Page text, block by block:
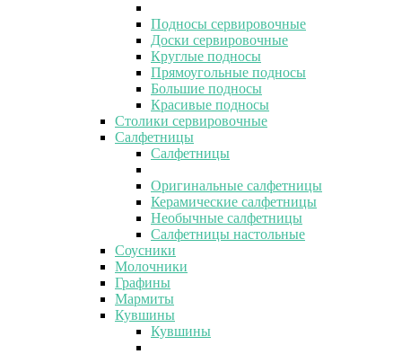
Подносы сервировочные
Доски сервировочные
Круглые подносы
Прямоугольные подносы
Большие подносы
Красивые подносы
Столики сервировочные
Салфетницы
Салфетницы
Оригинальные салфетницы
Керамические салфетницы
Необычные салфетницы
Салфетницы настольные
Соусники
Молочники
Графины
Мармиты
Кувшины
Кувшины